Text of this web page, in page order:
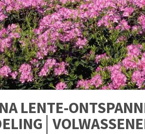
LENTE-